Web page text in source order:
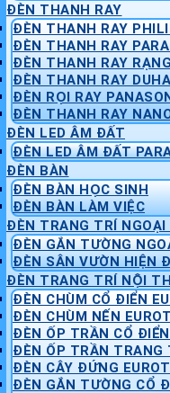
ĐÈN THANH RAY
ĐÈN THANH RAY
ĐÈN THANH RAY
ĐÈN THANH RAY
ĐÈN THANH RAY
ĐÈN RỌI RAY
ĐÈN THANH RAY
ĐÈN LED ÂM ĐẤT
ĐÈN LED ÂM ĐẤT
ĐÈN BÀN
ĐÈN BÀN HỌC SINH
ĐÈN BÀN LÀM VIỆC
ĐÈN TRANG TRÍ
ĐÈN GẮN TƯỜNG
ĐÈN SÂN VƯỜN HIỆN
ĐÈN TRANG TRÍ NỘI
ĐÈN CHÙM CỔ ĐIỂN
ĐÈN CHÙM NẾN
ĐÈN ỐP TRẦN CỔ
ĐÈN ỐP TRẦN TRANG
ĐÈN CÂY ĐỨNG
ĐÈN GẮN TƯỜNG CỔ